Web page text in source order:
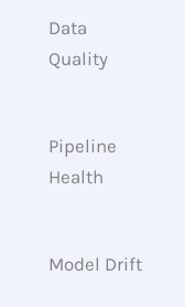
Data
Quality
Pipeline
Health
Model Drift